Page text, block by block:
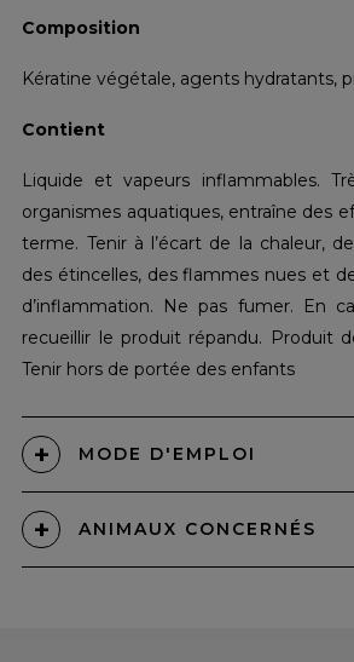
Composition
Kératine végétale, agents hydratants,
Contient
Liquide et vapeurs inflammables.
organismes aquatiques, entraîne des
terme. Tenir à l’écart de la chaleur,
des étincelles, des flammes nues et
d’inflammation. Ne pas fumer. En
recueillir le produit répandu. Produit
Tenir hors de portée des enfants
MODE D'EMPLOI
ANIMAUX CONCERNÉS